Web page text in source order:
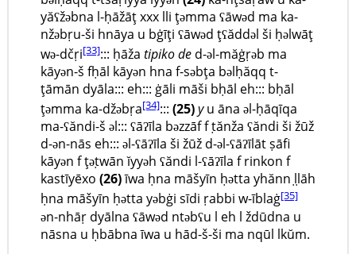
yăʕžəbna l-ḥāžāţ xxx lli ţəmma ʕāwəd ma ka-
nžəbṛu-ši hnāya u bġīţi ʕāwəd ţʕăddəl ši ḥəlwāţ
wə-dčṛi[33]::: ḥāža tipiko de d-əl-măġṛəb ma
kāyən-š fḥāl kāyən hna f-səbţa bəlḥăqq t-
ţāmān dyāla::: eh::: ġāli māši bḥāl eh::: bḥāl
ţəmma ka-džəbṛa[34]::: (25)yu āna əl-ḥāqīqa
ma-ʕăndi-š əl::: ʕāʔīla bəzzāf f ṭănža ʕăndi ši žūž
d-ən-nās eh::: əl-ʕāʔīla ši žūž d-əl-ʕāʔīlāt ṣāfi
kāyən f ţəṭwān ĭyyəh ʕăndi l-ʕāʔīla f rinkon f
kastīyēxo (26)īwa ḥna māšyīn ḥətta yhănn ḷḷāh
ḥna māšyīn ḥətta yəbġi sīdi ṛabbi w-īblaġ[35]
ən-nhāṛ dyālna ʕāwəd ntəbʕu l eh l ždūdna u
nāsna u ḥbābna īwa u hād-š-ši ma nqūl lkŭm.